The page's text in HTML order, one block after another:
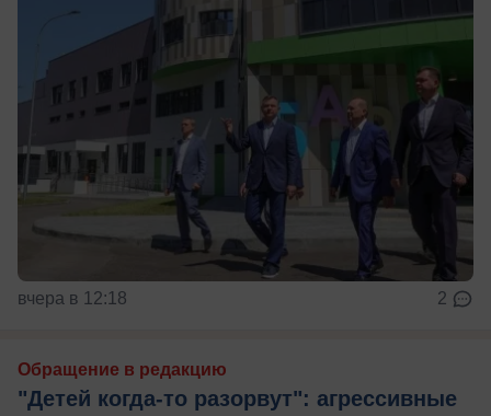
вчера в 12:18 2
Обращение в редакцию
"Детей когда-то разорвут": агрессивные